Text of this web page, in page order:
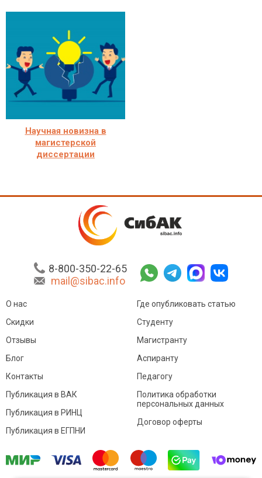
Научная новизна в
магистерской
диссертации
8-800-350-22-65
mail@sibac.info
О нас
Скидки
Отзывы
Блог
Контакты
Где опубликовать статью
Студенту
Магистранту
Аспиранту
Педагогу
Публикация в ВАК
Публикация в РИНЦ
Публикация в ЕГПНИ
Политика обработки
персональных данных
Договор оферты